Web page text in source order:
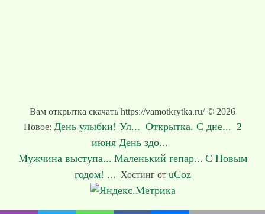
Вам открытка скачать https://vamotkrytka.ru/ © 2026
Новое: День улыбки! Ул... Открытка. С дне... 2
июня День здо...
Мужчина выступа... Маленький гепар... С Новым
годом! ... Хостинг от uCoz